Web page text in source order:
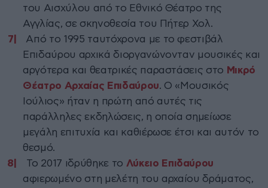
του Αισχύλου από το Εθνικό Θέατρο της
Αγγλίας, σε σκηνοθεσία του Πήτερ Χολ.
Από το 1995 ταυτόχρονα με το φεστιβάλ
Επιδαύρου αρχικά διοργανώνονταν μουσικές και
αργότερα και θεατρικές παραστάσεις στο Μικρό
Θέατρο Αρχαίας Επιδαύρου. Ο «Μουσικός
Ιούλιος» ήταν η πρώτη από αυτές τις
παράλληλες εκδηλώσεις, η οποία σημείωσε
μεγάλη επιτυχία και καθιέρωσε έτσι και αυτόν το
θεσμό.
Το 2017 ιδρύθηκε το Λύκειο Επιδαύρου
αφιερωμένο στη μελέτη του αρχαίου δράματος,